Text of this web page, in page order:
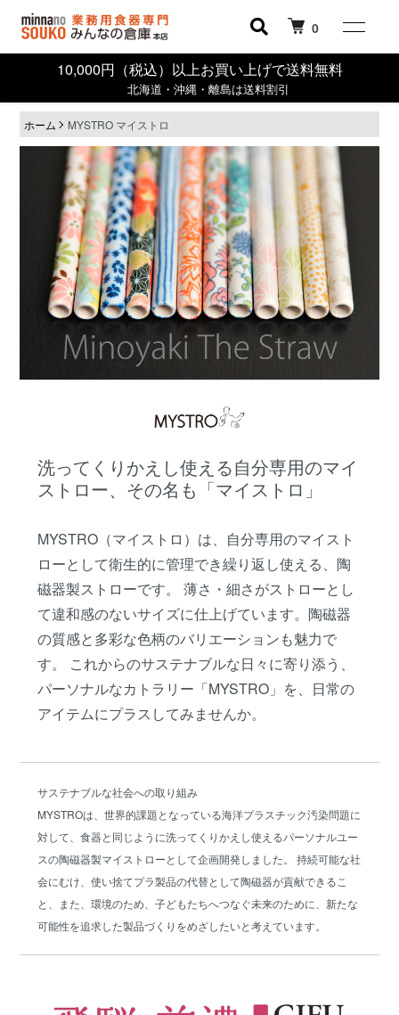
0
10,000円（税込）以上お買い上げで送料無料
北海道・沖縄・離島は送料割引
ホーム MYSTRO マイストロ
洗ってくりかえし使える自分専用のマイ
ストロー、その名も「マイストロ」
MYSTRO（マイストロ）は、自分専用のマイスト
ローとして衛生的に管理でき繰り返し使える、陶
磁器製ストローです。 薄さ・細さがストローとし
て違和感のないサイズに仕上げています。陶磁器
の質感と多彩な色柄のバリエーションも魅力で
す。 これからのサステナブルな日々に寄り添う、
パーソナルなカトラリー「MYSTRO」を、日常の
アイテムにプラスしてみませんか。
サステナブルな社会への取り組み
MYSTROは、世界的課題となっている海洋プラスチック汚染問題に
対して、食器と同じように洗ってくりかえし使えるパーソナルユー
スの陶磁器製マイストローとして企画開発しました。 持続可能な社
会にむけ、使い捨てプラ製品の代替として陶磁器が貢献できるこ
と、また、環境のため、子どもたちへつなぐ未来のために、新たな
可能性を追求した製品づくりをめざしたいと考えています。